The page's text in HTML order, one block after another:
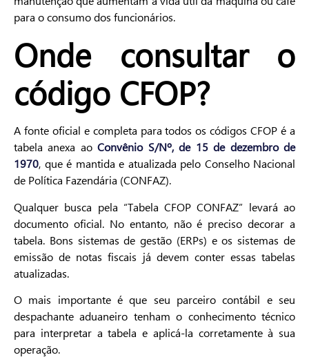
para o consumo dos funcionários.
Onde consultar o
código CFOP?
A fonte oficial e completa para todos os códigos CFOP é a
tabela anexa aoConvênio S/Nº, de 15 de dezembro de
1970, que é mantida e atualizada pelo Conselho Nacional
de Política Fazendária (CONFAZ).
Qualquer busca pela “Tabela CFOP CONFAZ” levará ao
documento oficial. No entanto, não é preciso decorar a
tabela. Bons sistemas de gestão (ERPs) e os sistemas de
emissão de notas fiscais já devem conter essas tabelas
atualizadas.
O mais importante é que seu parceiro contábil e seu
despachante aduaneiro tenham o conhecimento técnico
para interpretar a tabela e aplicá-la corretamente à sua
operação.